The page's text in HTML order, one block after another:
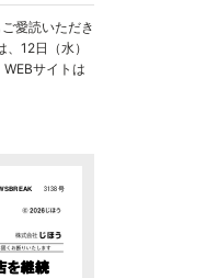
愛読いただき
12日（水）
サイトは